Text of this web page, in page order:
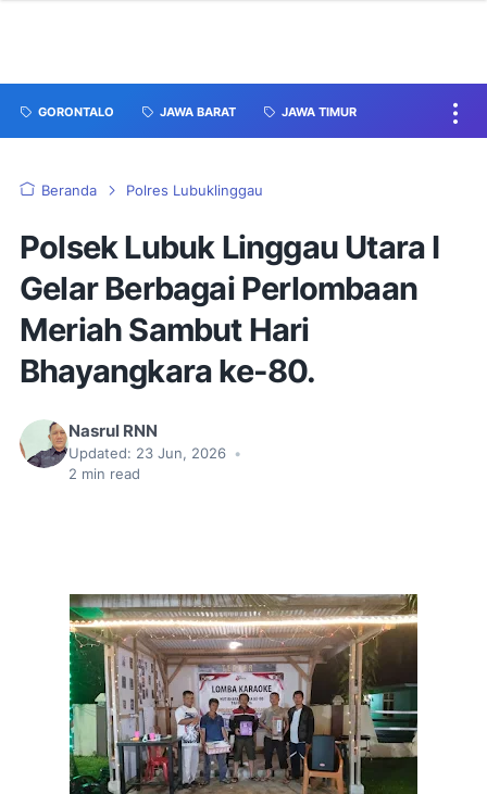
GORONTALO JAWA BARAT JAWA TIMUR
Beranda Polres Lubuklinggau
Polsek Lubuk Linggau Utara I
Gelar Berbagai Perlombaan
Meriah Sambut Hari
Bhayangkara ke-80.
Nasrul RNN
Updated: 23 Jun, 2026 •
2 min read